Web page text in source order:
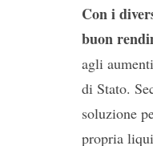
Con i
buon
agli
di Stato.
soluzione
propria